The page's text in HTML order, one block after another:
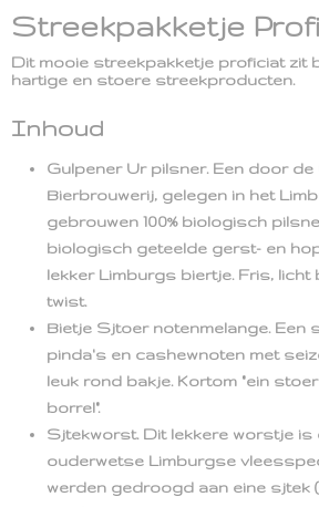
Streekpakketje
Dit mooie streekpakketje proficiat zit
hartige en stoere streekproducten.
Inhoud
Gulpener Ur pilsner. Een door de
Bierbrouwerij, gelegen in het
gebrouwen 100% biologisch
biologisch geteelde gerst- en
lekker Limburgs biertje. Fris, licht
twist.
Bietje Sjtoer notenmelange. Een
pinda's en cashewnoten met
leuk rond bakje. Kortom "ein
borrel".
Sjtekworst. Dit lekkere worstje is
ouderwetse Limburgse
werden gedroogd aan eine sjtek